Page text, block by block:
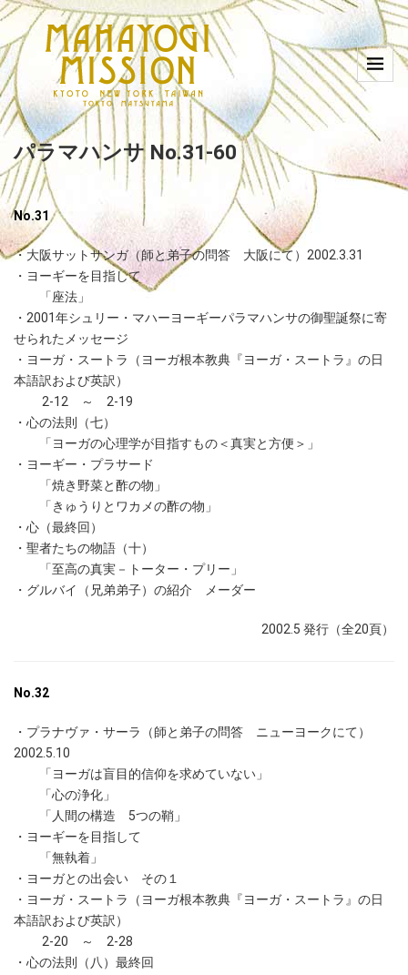
パラマハンサ No.31-60
No.31
・大阪サットサンガ（師と弟子の問答 大阪にて）2002.3.31
・ヨーギーを目指して
「座法」
・2001年シュリー・マハーヨーギーパラマハンサの御聖誕祭に寄
せられたメッセージ
・ヨーガ・スートラ（ヨーガ根本教典『ヨーガ・スートラ』の日
本語訳および英訳）
2-12 ～ 2-19
・心の法則（七）
「ヨーガの心理学が目指すもの＜真実と方便＞」
・ヨーギー・プラサード
「焼き野菜と酢の物」
「きゅうりとワカメの酢の物」
・心（最終回）
・聖者たちの物語（十）
「至高の真実－トーター・プリー」
・グルバイ（兄弟弟子）の紹介 メーダー
2002.5 発行（全20頁）
No.32
・プラナヴァ・サーラ（師と弟子の問答 ニューヨークにて）
2002.5.10
「ヨーガは盲目的信仰を求めていない」
「心の浄化」
「人間の構造 5つの鞘」
・ヨーギーを目指して
「無執着」
・ヨーガとの出会い その１
・ヨーガ・スートラ（ヨーガ根本教典『ヨーガ・スートラ』の日
本語訳および英訳）
2-20 ～ 2-28
・心の法則（八）最終回